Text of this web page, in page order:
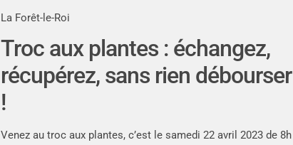
La Forêt-le-Roi
Troc aux plantes : échangez,
récupérez, sans rien débourser
!
Venez au troc aux plantes, c’est le samedi 22 avril 2023 de 8h